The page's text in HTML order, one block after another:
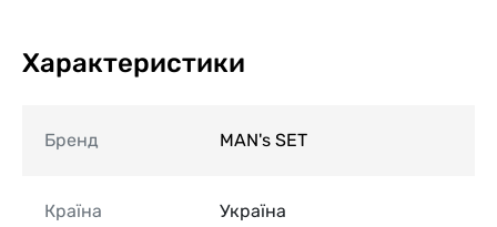
Характеристики
Бренд MAN's SET
Країна
Україна